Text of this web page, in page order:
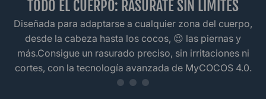
TODO EL CUERPO: RASÚRATE SIN LÍMITES
Diseñada para adaptarse a cualquier zona del cuerpo,
desde la cabeza hasta los cocos, 😉 las piernas y
más.Consigue un rasurado preciso, sin irritaciones ni
cortes, con la tecnología avanzada de MyCOCOS 4.0.